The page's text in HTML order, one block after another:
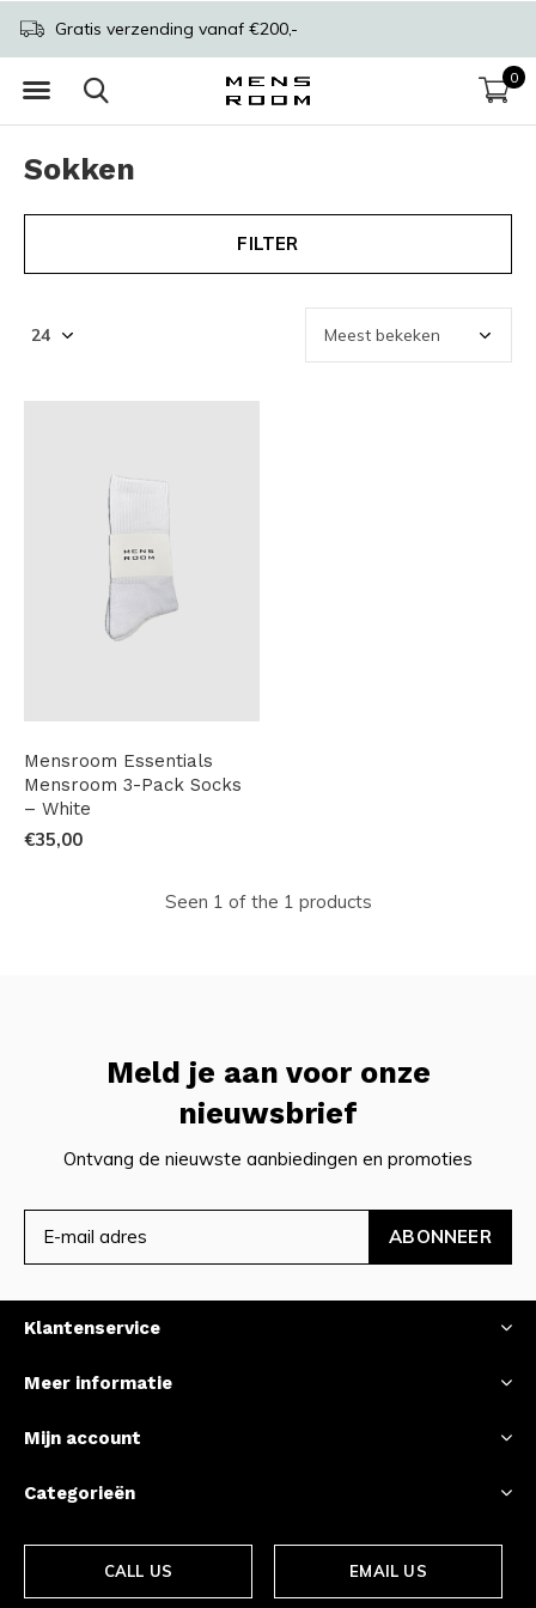
0
Gratis verzending vanaf €200,-
Sokken
FILTER
Mensroom Essentials
Mensroom 3-Pack Socks
– White
€35,00
Seen 1 of the 1 products
Meld je aan voor onze
nieuwsbrief
Ontvang de nieuwste aanbiedingen en promoties
ABONNEER
Klantenservice
Meer informatie
Mijn account
Categorieën
CALL US EMAIL US